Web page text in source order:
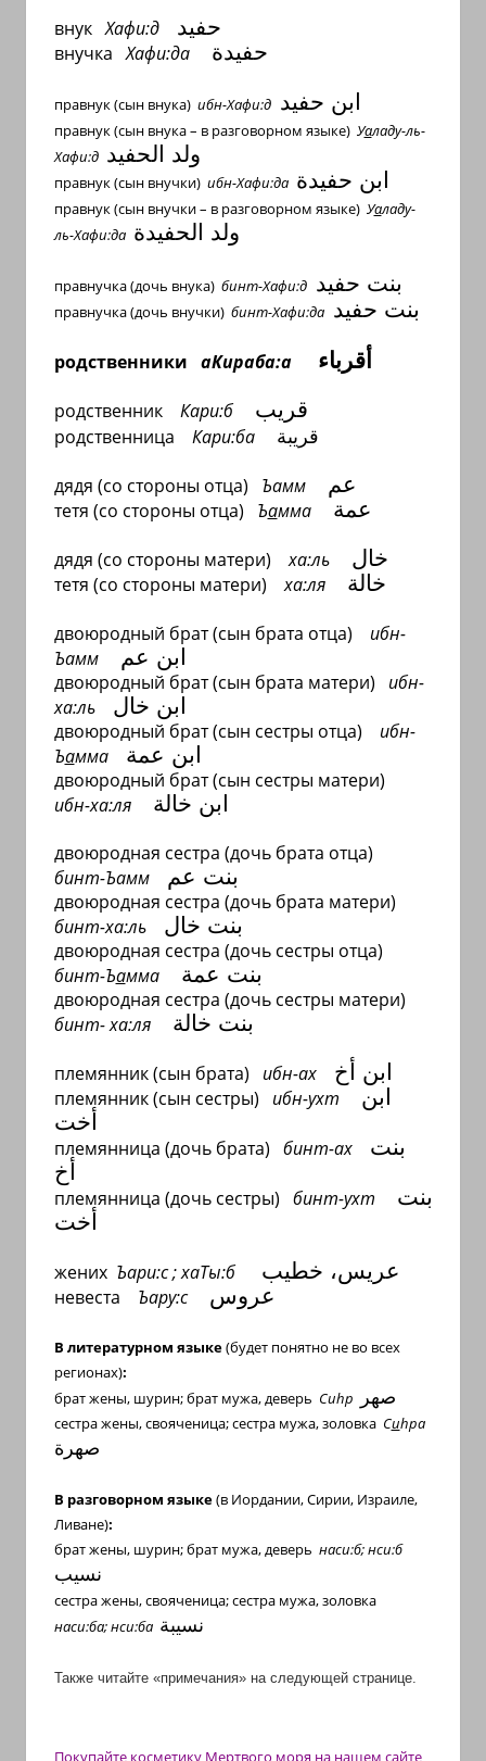
внукХафи:д حفيد
внучкаХафи:да حفيدة
правнук (сын внука) ибн-Хафи:д ابن حفيد
правнук (сын внука – в разговорном языке) Уаладу-ль-
Хафи:д ولد الحفيد
правнук (сын внучки) ибн-Хафи:да ابن حفيدة
правнук (сын внучки – в разговорном языке) Уаладу-
ль-Хафи:да
ولد الحفيدة
правнучка (дочь внука) бинт-Хафи:д بنت حفيد
правнучка (дочь внучки) бинт-Хафи:да بنت حفيد
родственники аКираба:а أقرباء
родственник Кари:б قريب
родственница Кари:ба قريبة
дядя (со стороны отца) Ъамм
тетя (со стороны отца) Ъамма عمة
дядя (со стороны матери)ха:ль خال
тетя (со стороны матери)ха:ля خالة
двоюродный брат (сын брата отца) ибн-
Ъамм ابن عم
двоюродный брат (сын брата матери) ибн-
ха:ль
ابن خال
двоюродный брат (сын сестры отца) ибн-
Ъамма ابن عمة
двоюродный брат (сын сестры матери)
ибн-ха:ля
ابن خالة
двоюродная сестра (дочь брата отца)
бинт-Ъамм بنت عم
двоюродная сестра (дочь брата матери)
бинт-ха:ль
بنت خال
двоюродная сестра (дочь сестры отца)
бинт-Ъамма بنت عمة
двоюродная сестра (дочь сестры матери)
бинт- ха:ля
بنت خالة
племянник (сын брата) ибн-ах ابن أخ
племянник (сын сестры) ибн-ухт ابن
خت
племянница (дочь брата) бинт-ах بنت
أخ
племянница (дочь сестры) бинт-ухт بنت
خت
жених Ъари:с ; хаТы:б عريس، خطيب
невеста Ъару:с عروس
В литературном языке(будет понятно не во всех
регионах):
братжены, шурин;брат мужа,деверь Сиhр صهر
сестражены,свояченица;сестра мужа,золовка Сиhра
صهرة
В разговорном языке(в Иордании, Сирии, Израиле,
Ливане):
братжены, шурин;брат мужа,деверь наси:б;нси:б
نسيب
сестражены,свояченица;сестра мужа,золовка
наси:ба; нси:ба نسيبة
Также читайте «примечания» на следующей странице.
Покупайте косметику Мертвого моря на нашем сайте